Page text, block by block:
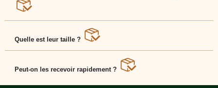
couvertures ou câbles pendant un déménagement.
Quelle est leur taille ?
Peut-on les recevoir rapidement ?
Oui, EcoCarton expédie sous 48 h dans toute la